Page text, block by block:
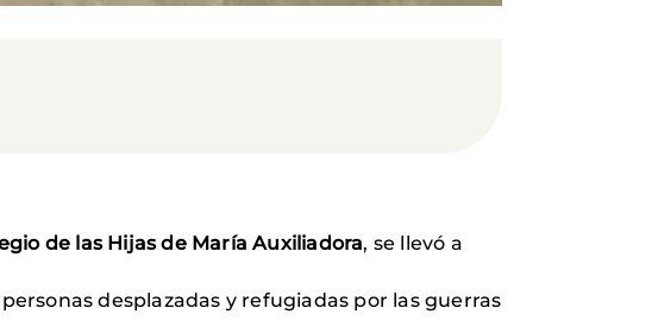
de las Hijas de María Auxiliadora, se llevó a
desplazadas y refugiadas por las guerras